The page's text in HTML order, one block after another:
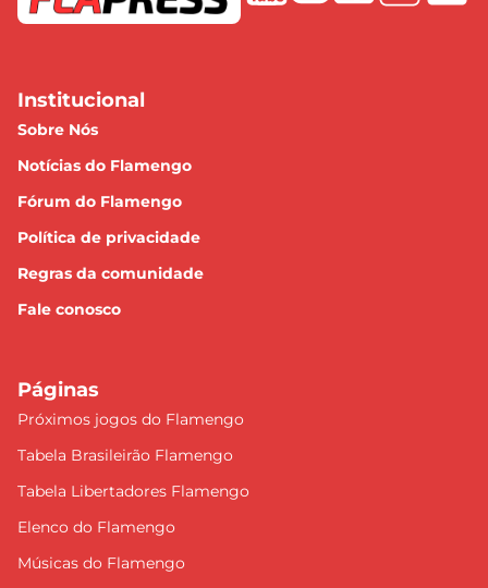
Institucional
Sobre Nós
Notícias do Flamengo
Fórum do Flamengo
Política de privacidade
Regras da comunidade
Fale conosco
Páginas
Próximos jogos do Flamengo
Tabela Brasileirão Flamengo
Tabela Libertadores Flamengo
Elenco do Flamengo
Músicas do Flamengo